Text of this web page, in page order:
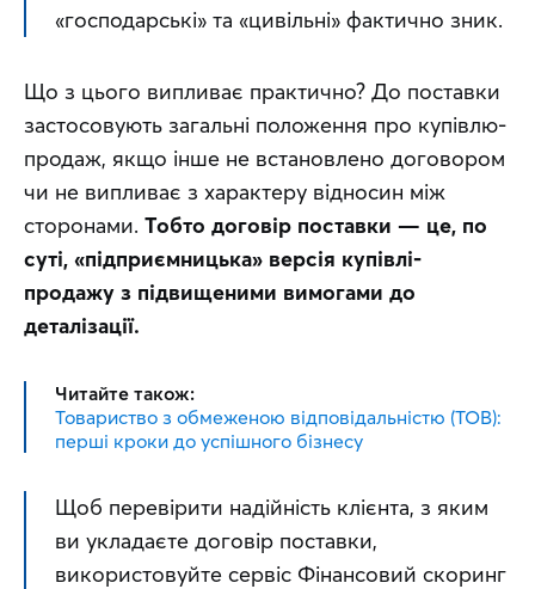
«господарські» та «цивільні» фактично зник.
Що з цього випливає практично? До поставки
застосовують загальні положення про купівлю-
продаж, якщо інше не встановлено договором
чи не випливає з характеру відносин між
сторонами. Тобто договір поставки — це, по
суті, «підприємницька» версія купівлі-
продажу з підвищеними вимогами до
деталізації.
Читайте також:
Товариство з обмеженою відповідальністю (ТОВ):
перші кроки до успішного бізнесу
Щоб перевірити надійність клієнта, з яким
ви укладаєте договір поставки,
використовуйте сервіс Фінансовий скоринг